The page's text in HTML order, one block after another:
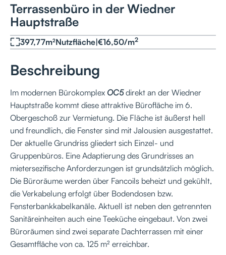
Terrassenbüro in der Wiedner
Hauptstraße
397,77m²Nutzfläche|€16,50/m2
Beschreibung
Im modernen Bürokomplex OC5direkt an der Wiedner
Hauptstraße kommt diese attraktive Bürofläche im 6.
Obergeschoß zur Vermietung. Die Fläche ist äußerst hell
und freundlich, die Fenster sind mit Jalousien ausgestattet.
Der aktuelle Grundriss gliedert sich Einzel- und
Gruppenbüros. Eine Adaptierung des Grundrisses an
mietersezifische Anforderzungen ist grundsätzlich möglich.
Die Büroräume werden über Fancoils beheizt und gekühlt,
die Verkabelung erfolgt über Bodendosen bzw.
Fensterbankkabelkanäle. Aktuell ist neben den getrennten
Sanitäreinheiten auch eine Teeküche eingebaut. Von zwei
Büroräumen sind zwei separate Dachterrassen mit einer
Gesamtfläche von ca. 125 m² erreichbar.